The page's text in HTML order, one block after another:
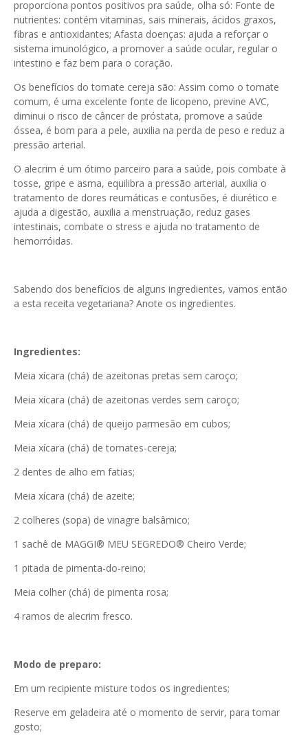
proporciona pontos positivos pra saúde, olha só: Fonte de
nutrientes: contém vitaminas, sais minerais, ácidos graxos,
fibras e antioxidantes; Afasta doenças: ajuda a reforçar o
sistema imunológico, a promover a saúde ocular, regular o
intestino e faz bem para o coração.
Os benefícios do tomate cereja são: Assim como o tomate
comum, é uma excelente fonte de licopeno, previne AVC,
diminui o risco de câncer de próstata, promove a saúde
óssea, é bom para a pele, auxilia na perda de peso e reduz a
pressão arterial.
O alecrim é um ótimo parceiro para a saúde, pois combate à
tosse, gripe e asma, equilibra a pressão arterial, auxilia o
tratamento de dores reumáticas e contusões, é diurético e
ajuda a digestão, auxilia a menstruação, reduz gases
intestinais, combate o stress e ajuda no tratamento de
hemorróidas.
Sabendo dos benefícios de alguns ingredientes, vamos então
a esta receita vegetariana? Anote os ingredientes.
Ingredientes:
Meia xícara (chá) de azeitonas pretas sem caroço;
Meia xícara (chá) de azeitonas verdes sem caroço;
Meia xícara (chá) de queijo parmesão em cubos;
Meia xícara (chá) de tomates-cereja;
2 dentes de alho em fatias;
Meia xícara (chá) de azeite;
2 colheres (sopa) de vinagre balsâmico;
1 sachê de MAGGI® MEU SEGREDO® Cheiro Verde;
1 pitada de pimenta-do-reino;
Meia colher (chá) de pimenta rosa;
4 ramos de alecrim fresco.
Modo de preparo:
Em um recipiente misture todos os ingredientes;
Reserve em geladeira até o momento de servir, para tomar
gosto;